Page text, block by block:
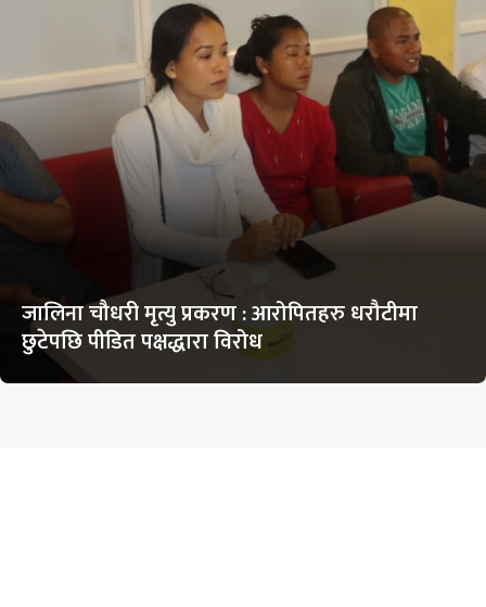
जालिना चौधरी मृत्यु प्रकरण : आरोपितहरु धरौटीमा
छुटेपछि पीडित पक्षद्धारा विरोध